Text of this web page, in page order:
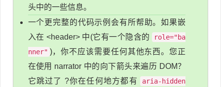
头中的一些信息。
一个更完整的代码示例会有所帮助。如果嵌
入在 <header> 中(它有一个隐含的
role="ba
nner" )，你不应该需要任何其他东西。您正
在使用 narrator 中的向下箭头来遍历 DOM？
它跳过了 ?你在任何地方都有
aria-hidden